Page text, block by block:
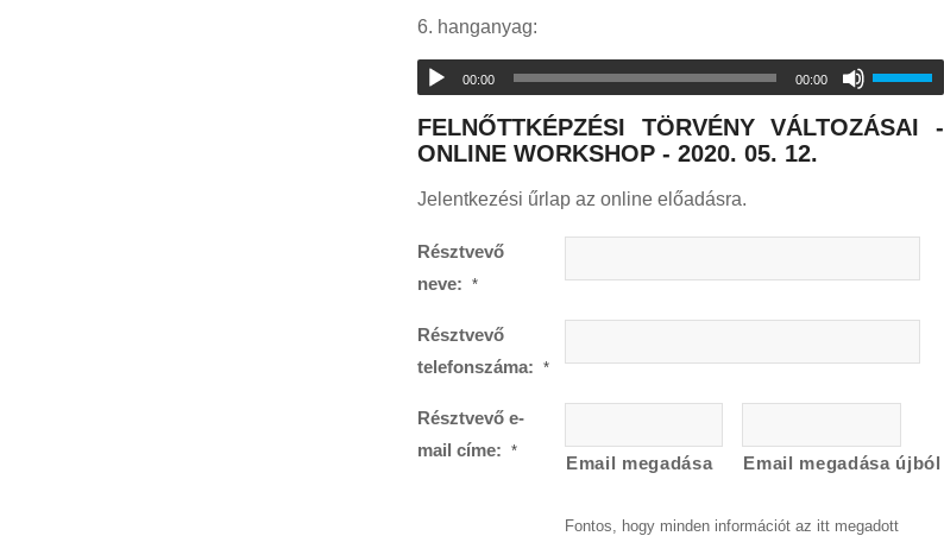
6. hanganyag:
00:00 00:00
FELNŐTTKÉPZÉSI TÖRVÉNY VÁLTOZÁSAI -
ONLINE WORKSHOP - 2020. 05. 12.
Jelentkezési űrlap az online előadásra.
Résztvevő
neve: *
Résztvevő
telefonszáma: *
Résztvevő e-
mail címe: *
Email megadása Email megadása újból
Fontos, hogy minden információt az itt megadott